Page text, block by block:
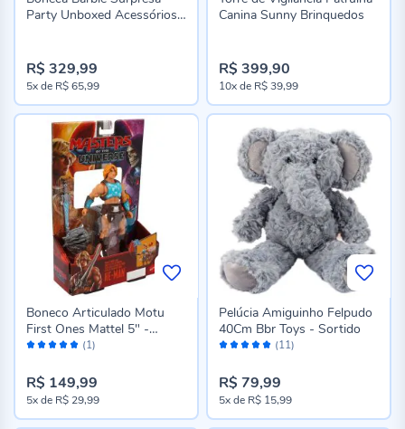
Party Unboxed Acessórios
R$ 329,99
5xde R$ 65,99
Canina Sunny Brinquedos
R$ 399,90
10xde R$ 39,99
Avaliação: (1)
Boneco Articulado Motu
First Ones Mattel 5" -
Sortido
R$ 149,99
5xde R$ 29,99
Avaliação: (11)
Pelúcia Amiguinho Felpudo
40Cm Bbr Toys - Sortido
R$ 79,99
5xde R$ 15,99